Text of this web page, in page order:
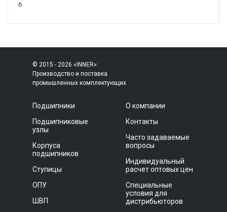
6
© 2015 - 2026 «INNER»:
Производство и поставка
промышленных комплектующих
Подшипники
Подшипниковые
узлы
Корпуса
подшипников
Ступицы
ОПУ
ШВП
О компании
Контакты
Часто задаваемые
вопросы
Индивидуальный
расчет оптовых цен
Специальные
условия для
дистрибьюторов